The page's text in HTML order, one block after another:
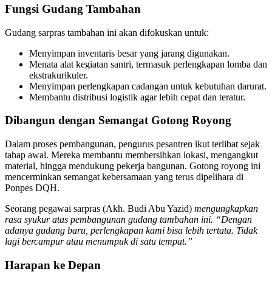
Menyimpan inventaris besar yang jarang digunakan.
Menata alat kegiatan santri, termasuk perlengkapan lomba dan
ekstrakurikuler.
Menyimpan perlengkapan cadangan untuk kebutuhan darurat.
Dalam proses pembangunan, pengurus pesantren ikut terlibat sejak
tahap awal. Mereka membantu membersihkan lokasi, mengangkut
material, hingga mendukung pekerja bangunan. Gotong royong ini
mencerminkan semangat kebersamaan yang terus dipelihara di
Seorang pegawai sarpras (Akh. Budi Abu Yazid)mengungkapkan
rasa syukur atas pembangunan gudang tambahan ini. “Dengan
adanya gudang baru, perlengkapan kami bisa lebih tertata. Tidak
Harapan ke Depan